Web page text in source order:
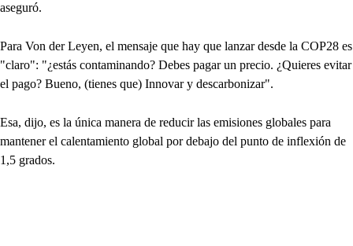
aseguró.
Para Von der Leyen, el mensaje que hay que lanzar desde la COP28 es
"claro": "¿estás contaminando? Debes pagar un precio. ¿Quieres evitar
el pago? Bueno, (tienes que) Innovar y descarbonizar".
Esa, dijo, es la única manera de reducir las emisiones globales para
mantener el calentamiento global por debajo del punto de inflexión de
1,5 grados.